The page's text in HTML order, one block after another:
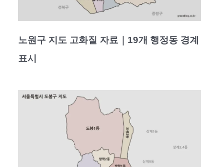
노원구 지도 고화질 자료｜19개 행정동 경계
표시